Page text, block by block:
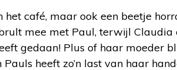
café, maar ook een beetje
mee met Paul, terwijl
gedaan! Plus of haar moeder
heeft zo’n last van haar